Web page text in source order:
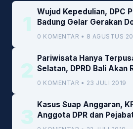
1
Wujud Kepedulian, DPC
Badung Gelar Gerakan
0 KOMENTAR • 8 AGUSTUS
2
Pariwisata Hanya
Selatan, DPRD Bali Akan
0 KOMENTAR • 23 JULI 2019
3
Kasus Suap Anggaran,
Anggota DPR dan
Kemenkeu